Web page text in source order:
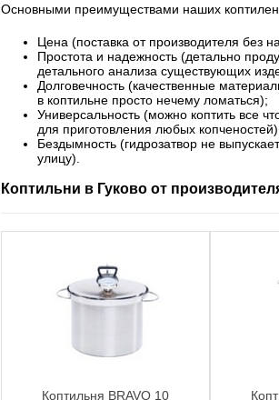
Основными преимуществами наших
Цена (поставка от производителя без
Простота и надежность (детально
детального анализа существующих
Долговечность (качественные
в коптильне просто нечему ломаться);
Универсальность (можно коптить все
для приготовления любых
Бездымность (гидрозатвор не
улицу).
Коптильни в Гуково от
Коптильня BRAVO 10